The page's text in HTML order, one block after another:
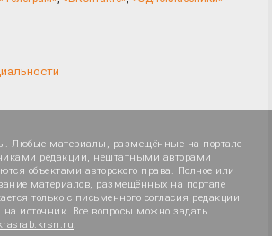
Любые материалы, размещённые на портале
редакции, нештатными авторами
объектами авторского права. Полное или
материалов, размещённых на портале
только с письменного согласия редакции
источник. Все вопросы можно задать
.